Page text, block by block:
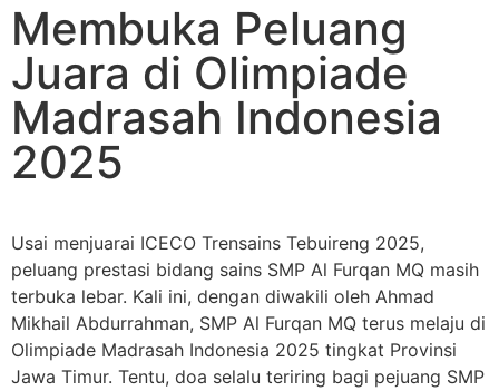
Membuka Peluang
Juara di Olimpiade
Madrasah Indonesia
2025
Usai menjuarai ICECO Trensains Tebuireng 2025,
peluang prestasi bidang sains SMP Al Furqan MQ masih
terbuka lebar. Kali ini, dengan diwakili oleh Ahmad
Mikhail Abdurrahman, SMP Al Furqan MQ terus melaju di
Olimpiade Madrasah Indonesia 2025 tingkat Provinsi
Jawa Timur. Tentu, doa selalu teriring bagi pejuang SMP